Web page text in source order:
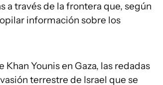
a través de la frontera que, según
información sobre los
Younis en Gaza, las redadas
terrestre de Israel que se